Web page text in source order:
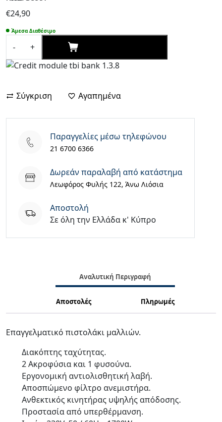
€24,90
Άμεσα Διαθέσιμο
-
Kemei
Ionic
με
ποσότητα
+
Σύγκριση Αγαπημένα
Παραγγελίες μέσω τηλεφώνου
21 6700 6366
Δωρεάν παραλαβή από κατάστημα
Λεωφόρος Φυλής 122, Άνω Λιόσια
Aποστολή
Σε όλη την Ελλάδα κ' Κύπρο
Αναλυτική Περιγραφή
Αποστολές Πληρωμές
Επαγγελματικό πιστολάκι μαλλιών.
Διακόπτης ταχύτητας.
2 Ακροφύσια και 1 φυσούνα.
Εργονομική αντιολισθητική λαβή.
Αποσπώμενο φίλτρο ανεμιστήρα.
Ανθεκτικός κινητήρας υψηλής απόδοσης.
Προστασία από υπερθέρμανση.